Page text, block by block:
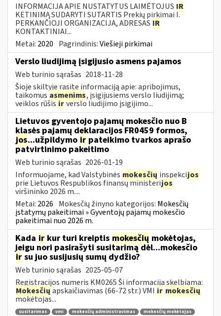
INFORMACIJA APIE NUSTATYTUS LAIMĖTOJUS IR
KETINIMĄ SUDARYTI SUTARTIS Prekių pirkimai I.
PERKANČIOJI ORGANIZACIJA, ADRESAS IR
KONTAKTINIAI...
Metai: 2020 Pagrindinis:Viešieji pirkimai
Verslo liudijimą įsigijusio asmens pajamos
Web turinio sąrašas 2018-11-28
Šioje skiltyje rasite informaciją apie: apribojimus,
taikomus asmenims, įsigijusiems verslo liudijimą;
veiklos rūšisirverslo liudijimo įsigijimo...
Lietuvos gyventojo pajamų mokesčio nuo B
klasės pajamų deklaracijos FR0459 formos,
jos...užpildymo ir pateikimo tvarkos aprašo
patvirtinimo pakeitimo
Web turinio sąrašas 2026-01-19
Informuojame, kad Valstybinės mokesčių inspekcijos
prie Lietuvos Respublikos finansų ministerijos
viršininko 2026 m....
Metai: 2026 Mokesčių žinyno kategorijos: Mokesčių
įstatymų pakeitimai » Gyventojų pajamų mokesčio
pakeitimai nuo 2026 m.
Kada ir kur turi kreiptis mokesčių mokėtojas,
jeigu nori pasirašyti susitarimą dėl...mokesčio
ir su juo susijusių sumų dydžio?
Web turinio sąrašas 2025-05-07
Registracijos numeris KM0265 Ši informacija skelbiama:
Mokesčių apskaičiavimas (66-72 str.) VMI ir mokesčių
mokėtojas...
susitarimas vmi mokesčių administravimas
mokesčių mokėtojas